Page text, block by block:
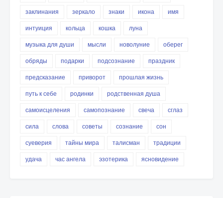
заклинания
зеркало знаки икона
имя
интуиция
кольца кошка
луна
музыка для души
мысли новолуние
оберег
обряды
подарки подсознание
праздник
предсказание
приворот
прошлая жизнь
путь к себе
родинки
родственная душа
самоисцеления
самопознание свеча
сглаз
сила
слова советы сознание
сон
суеверия
тайны мира талисман
традиции
удача
час ангела эзотерика ясновидение